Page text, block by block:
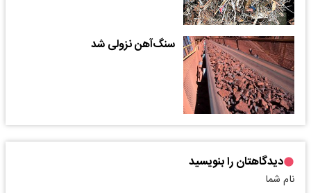
سنگ‌‌‌آهن نزولی شد
دیدگاهتان را بنویسید
نام شما